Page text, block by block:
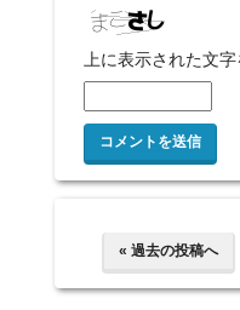
上に表示された文
« 過去の投稿へ